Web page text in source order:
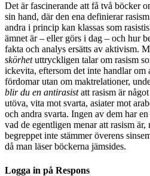
Det är fascinerande att få två böcker
sin hand, där den ena definierar
andra i princip kan klassas som
ämnet är – eller görs i dag – och hur
fakta och analys ersätts av aktivism.
skörhetuttryckligen talar om rasism
ickevita, eftersom det inte handlar
fördomar utan om maktrelationer,
blir du en antirasistatt rasism är
utöva, vita mot svarta, asiater mot
och andra svarta. Ingen av dem har
vad de egentligen menar att rasism
begreppet inte stämmer överens
då man läser böckerna jämsides.
Logga in på Respons